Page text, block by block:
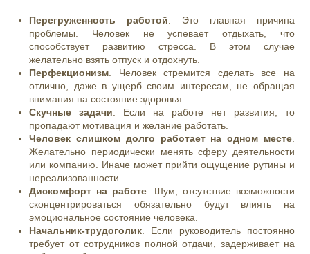
Перегруженность работой. Это главная причина
проблемы. Человек не успевает отдыхать, что
способствует развитию стресса. В этом случае
желательно взять отпуск и отдохнуть.
Перфекционизм. Человек стремится сделать все на
отлично, даже в ущерб своим интересам, не обращая
внимания на состояние здоровья.
Скучные задачи. Если на работе нет развития, то
пропадают мотивация и желание работать.
Человек слишком долго работает на одном месте.
Желательно периодически менять сферу деятельности
или компанию. Иначе может прийти ощущение рутины и
нереализованности.
Дискомфорт на работе. Шум, отсутствие возможности
сконцентрироваться обязательно будут влиять на
эмоциональное состояние человека.
Начальник-трудоголик. Если руководитель постоянно
требует от сотрудников полной отдачи, задерживает на